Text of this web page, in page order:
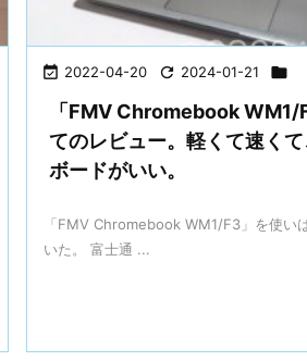
 2022-04-20  2024-01-21 
「FMV Chromebook WM1/
てのレビュー。軽くて速く
ボードがいい。
「FMV Chromebook WM1/F3」を使い
いた。 富士通 ...